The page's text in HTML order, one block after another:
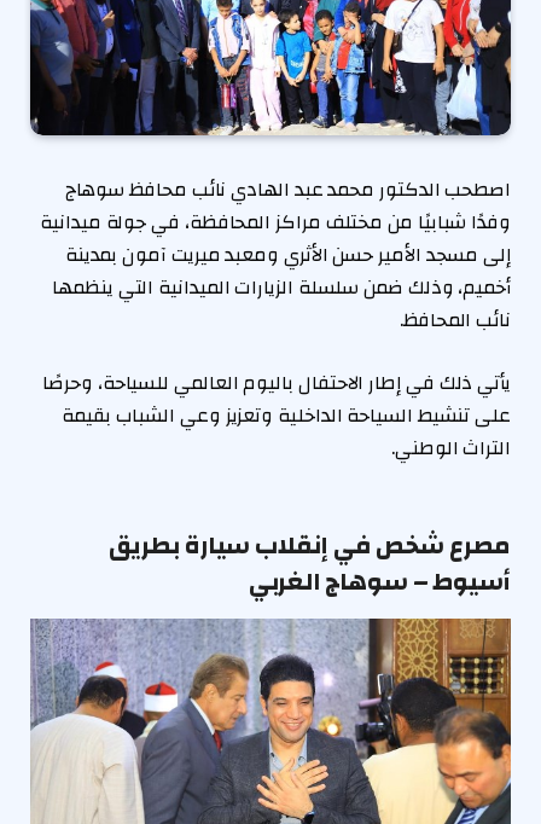
اصطحب الدكتور محمد عبد الهادي نائب محافظ سوهاج
وفدًا شبابيًا من مختلف مراكز المحافظة، في جولة ميدانية
إلى مسجد الأمير حسن الأثري ومعبد ميريت آمون بمدينة
أخميم، وذلك ضمن سلسلة الزيارات الميدانية التي ينظمها
نائب المحافظ.
يأتي ذلك في إطار الاحتفال باليوم العالمي للسياحة، وحرصًا
على تنشيط السياحة الداخلية وتعزيز وعي الشباب بقيمة
التراث الوطني.
مصرع شخص في إنقلاب سيارة بطريق
أسيوط – سوهاج الغربي